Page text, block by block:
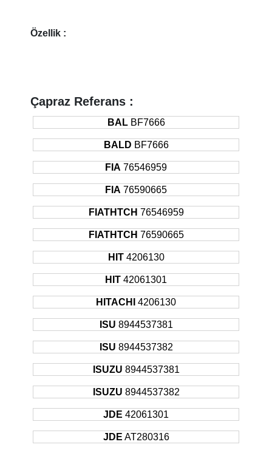
Özellik :
Çapraz Referans :
BAL BF7666
BALD BF7666
FIA 76546959
FIA 76590665
FIATHTCH 76546959
FIATHTCH 76590665
HIT 4206130
HIT 42061301
HITACHI 4206130
ISU 8944537381
ISU 8944537382
ISUZU 8944537381
ISUZU 8944537382
JDE 42061301
JDE AT280316